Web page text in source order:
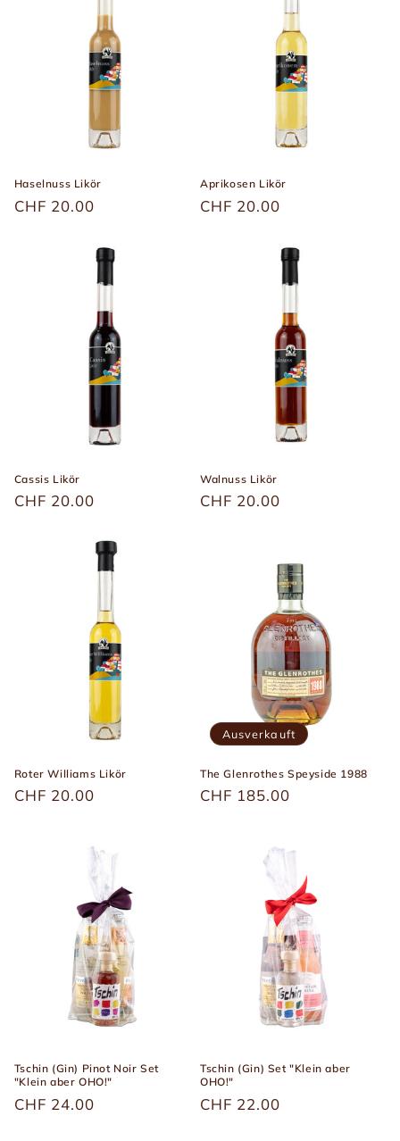
Haselnuss Likör
Üblicher
CHF 20.00
Aprikosen Likör
Üblicher
CHF 20.00
Cassis Likör
Üblicher
CHF 20.00
Walnuss Likör
Üblicher
CHF 20.00
Roter Williams Likör
Üblicher
CHF 20.00
Ausverkauft
The Glenrothes Speyside 1988
Üblicher
CHF 185.00
Tschin (Gin) Pinot Noir Set
"Klein aber OHO!"
Üblicher
CHF 24.00
Tschin (Gin) Set "Klein aber
OHO!"
Üblicher
CHF 22.00